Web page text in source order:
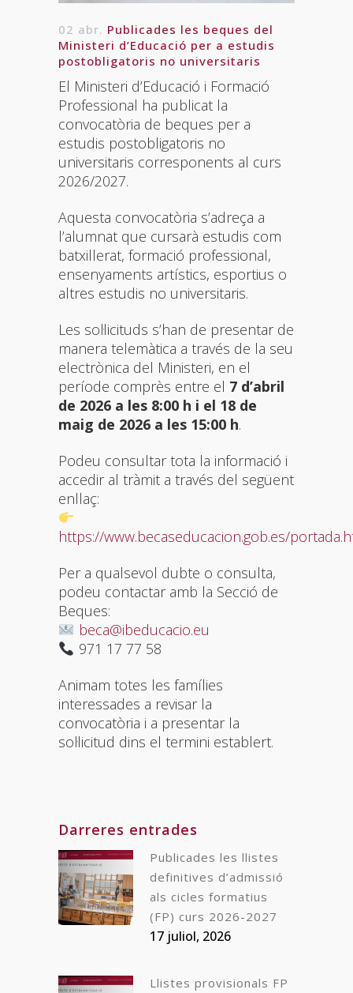
02 abr. Publicades les beques del
Ministeri d’Educació per a estudis
postobligatoris no universitaris
El Ministeri d’Educació i Formació
Professional ha publicat la
convocatòria de beques per a
estudis postobligatoris no
universitaris corresponents al curs
2026/2027.
Aquesta convocatòria s’adreça a
l’alumnat que cursarà estudis com
batxillerat, formació professional,
ensenyaments artístics, esportius o
altres estudis no universitaris.
Les sol·licituds s’han de presentar de
manera telemàtica a través de la seu
electrònica del Ministeri, en el
període comprès entre el 7 d’abril
de 2026 a les 8:00 h i el 18 de
maig de 2026 a les 15:00 h.
Podeu consultar tota la informació i
accedir al tràmit a través del següent
enllaç:
https://www.becaseducacion.gob.es/
Per a qualsevol dubte o consulta,
podeu contactar amb la Secció de
Beques:
beca@ibeducacio.eu
971 17 77 58
Animam totes les famílies
interessades a revisar la
convocatòria i a presentar la
sol·licitud dins el termini establert.
Darreres entrades
Publicades les llistes
definitives d’admissió
als cicles formatius
(FP) curs 2026-2027
17 juliol, 2026
Llistes provisionals FP